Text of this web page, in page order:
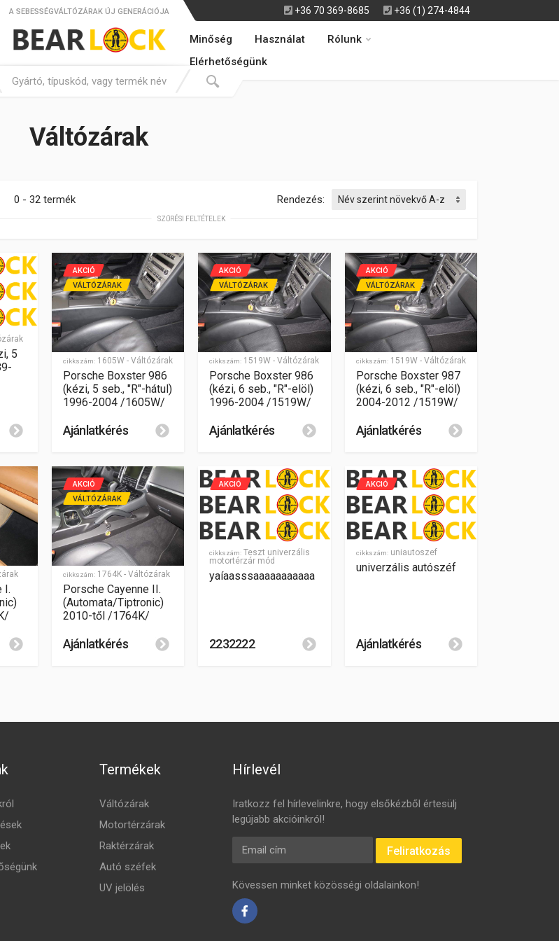
+36 70 369-8685 +36 (1) 274-4844
A SEBESSÉGVÁLTÓZÁRAK ÚJ GENERÁCIÓJA
Minőség Használat
Rólunk
Elérhetőségünk
Váltózárak
0 - 32 termék Rendezés:
SZŰRÉSI FELTÉTELEK
5
cikkszám:1605W - Váltózárak
AKCIÓ
VÁLTÓZÁRAK
Porsche Boxster 986
(kézi, 5 seb., "R"-hátul)
1996-2004 /1605W/
Ajánlatkérés
cikkszám: 1519W - Váltózárak
AKCIÓ
VÁLTÓZÁRAK
Porsche Boxster 986
(kézi, 6 seb., "R"-elöl)
1996-2004 /1519W/
Ajánlatkérés
cikkszám:1519W - Váltózárak
AKCIÓ
VÁLTÓZÁRAK
Porsche Boxster 987
(kézi, 6 seb., "R"-elöl)
2004-2012 /1519W/
Ajánlatkérés
I.
cikkszám:1764K - Váltózárak
AKCIÓ
VÁLTÓZÁRAK
Porsche Cayenne II.
(Automata/Tiptronic)
2010-től /1764K/
Ajánlatkérés
cikkszám: Teszt univerzális
motortérzár mód
AKCIÓ
yaíaasssaaaaaaaaaaa
2232222
cikkszám:uniautoszef
AKCIÓ
univerzális autószéf
Ajánlatkérés
Termékek
Váltózárak
Motortérzárak
Raktérzárak
Autó széfek
UV jelölés
Hírlevél
Iratkozz fel hírlevelinkre, hogy elsőkézből értesülj
legújabb akcióinkról!
E-mail cím
Feliratkozás
Kövessen minket közösségi oldalainkon!